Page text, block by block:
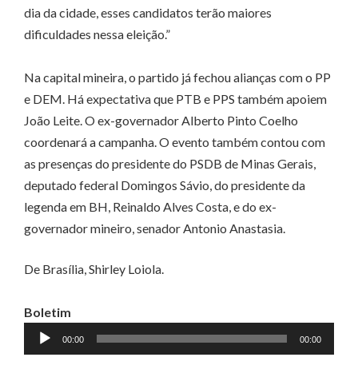
dia da cidade, esses candidatos terão maiores
dificuldades nessa eleição.”
Na capital mineira, o partido já fechou alianças com o PP
e DEM. Há expectativa que PTB e PPS também apoiem
João Leite. O ex-governador Alberto Pinto Coelho
coordenará a campanha. O evento também contou com
as presenças do presidente do PSDB de Minas Gerais,
deputado federal Domingos Sávio, do presidente da
legenda em BH, Reinaldo Alves Costa, e do ex-
governador mineiro, senador Antonio Anastasia.
De Brasília, Shirley Loiola.
Boletim
Tocador
de
00:00 00:00